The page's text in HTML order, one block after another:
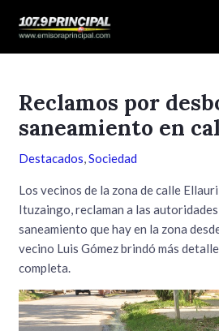
Reclamos por
saneamiento en
Destacados,Sociedad
Los vecinos de la zona de calle
Ituzaingo, reclaman a las
saneamiento que hay en la zona
vecino Luis Gómez brindó más
completa.
de